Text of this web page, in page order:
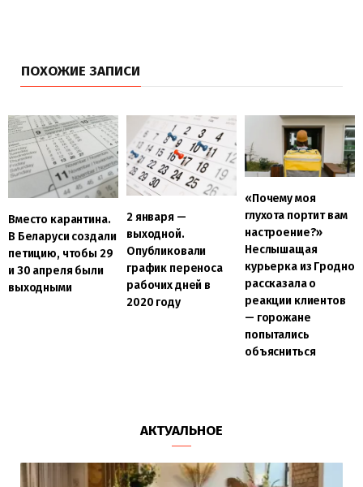
ПОХОЖИЕ ЗАПИСИ
Вместо карантина.
В Беларуси создали
петицию, чтобы 29
и 30 апреля были
выходными
2 января —
выходной.
Опубликовали
график переноса
рабочих дней в
2020 году
«Почему моя
глухота портит вам
настроение?»
Неслышащая
курьерка из Гродно
рассказала о
реакции клиентов
— горожане
попытались
объясниться
АКТУАЛЬНОЕ